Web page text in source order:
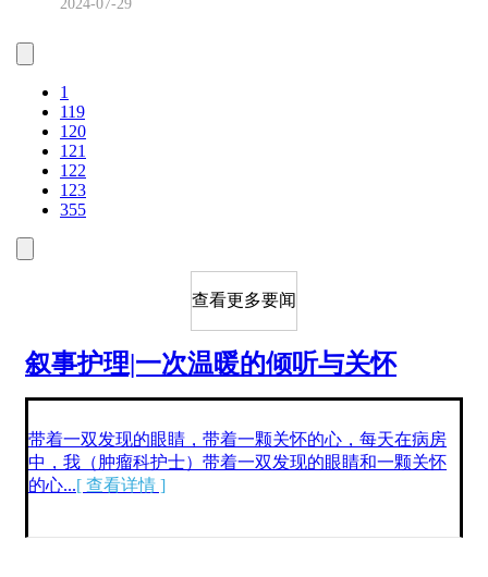
2024-07-29
1
119
120
121
122
123
355
查看更多要闻
叙事护理|一次温暖的倾听与关怀
带着一双发现的眼睛，带着一颗关怀的心，每天在病房
中，我（肿瘤科护士）带着一双发现的眼睛和一颗关怀
的心...[ 查看详情 ]